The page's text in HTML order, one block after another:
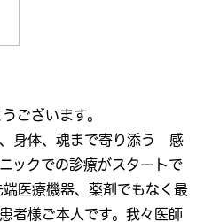
ございます。
身体、魂まで寄り添う 感
ックでの診療がスタートで
医療機器、薬剤でもなく最
者様ご本人です。我々医師